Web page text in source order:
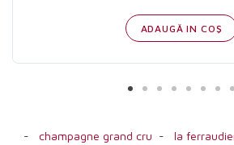
ADAUGĂ IN COŞ
- champagne grand cru - la